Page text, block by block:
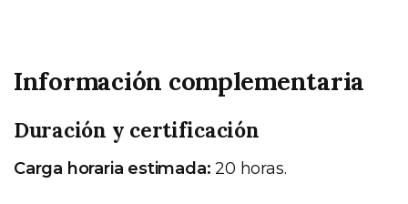
Información complementaria
Duración y certificación
Carga horaria estimada: 20 horas.